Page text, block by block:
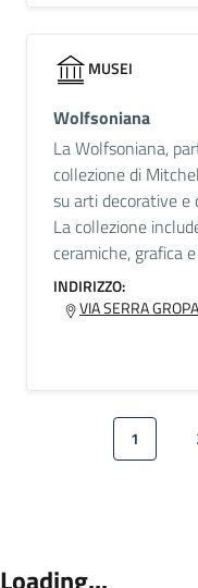
MUSEI
Wolfsoniana
La Wolfsoniana,
collezione di
su arti decorative
La collezione
ceramiche, grafica
INDIRIZZO:
VIA SERRA
Paginazione
Pagina
1